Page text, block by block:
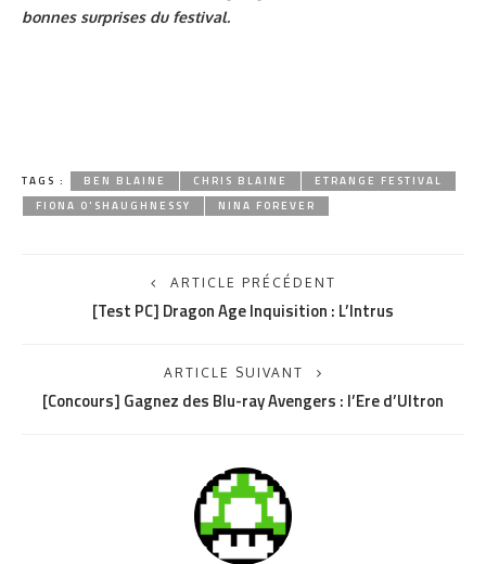
bonnes surprises du festival.
TAGS : BEN BLAINE CHRIS BLAINE
ETRANGE FESTIVAL
FIONA O'SHAUGHNESSY
NINA FOREVER
ARTICLE PRÉCÉDENT
[Test PC] Dragon Age Inquisition : L’Intrus
ARTICLE SUIVANT
[Concours] Gagnez des Blu-ray Avengers : l’Ere d’Ultron